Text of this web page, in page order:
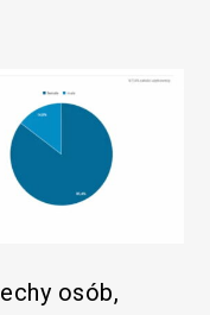
osób,